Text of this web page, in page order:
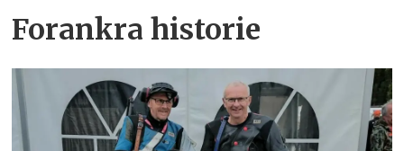
Forankra historie